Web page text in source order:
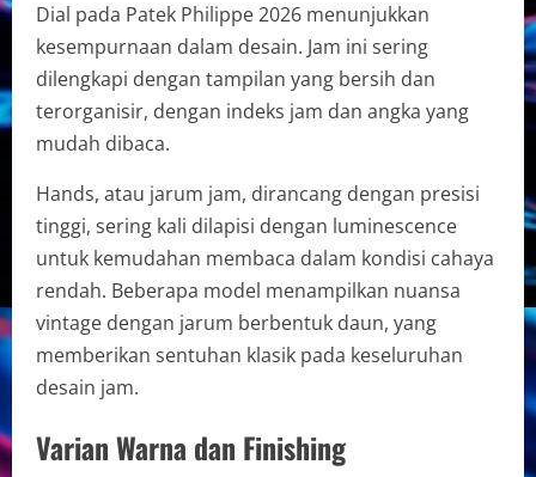
Dial pada Patek Philippe 2026 menunjukkan
kesempurnaan dalam desain. Jam ini sering
dilengkapi dengan tampilan yang bersih dan
terorganisir, dengan indeks jam dan angka yang
mudah dibaca.
Hands, atau jarum jam, dirancang dengan presisi
tinggi, sering kali dilapisi dengan luminescence
untuk kemudahan membaca dalam kondisi cahaya
rendah. Beberapa model menampilkan nuansa
vintage dengan jarum berbentuk daun, yang
memberikan sentuhan klasik pada keseluruhan
desain jam.
Varian Warna dan Finishing